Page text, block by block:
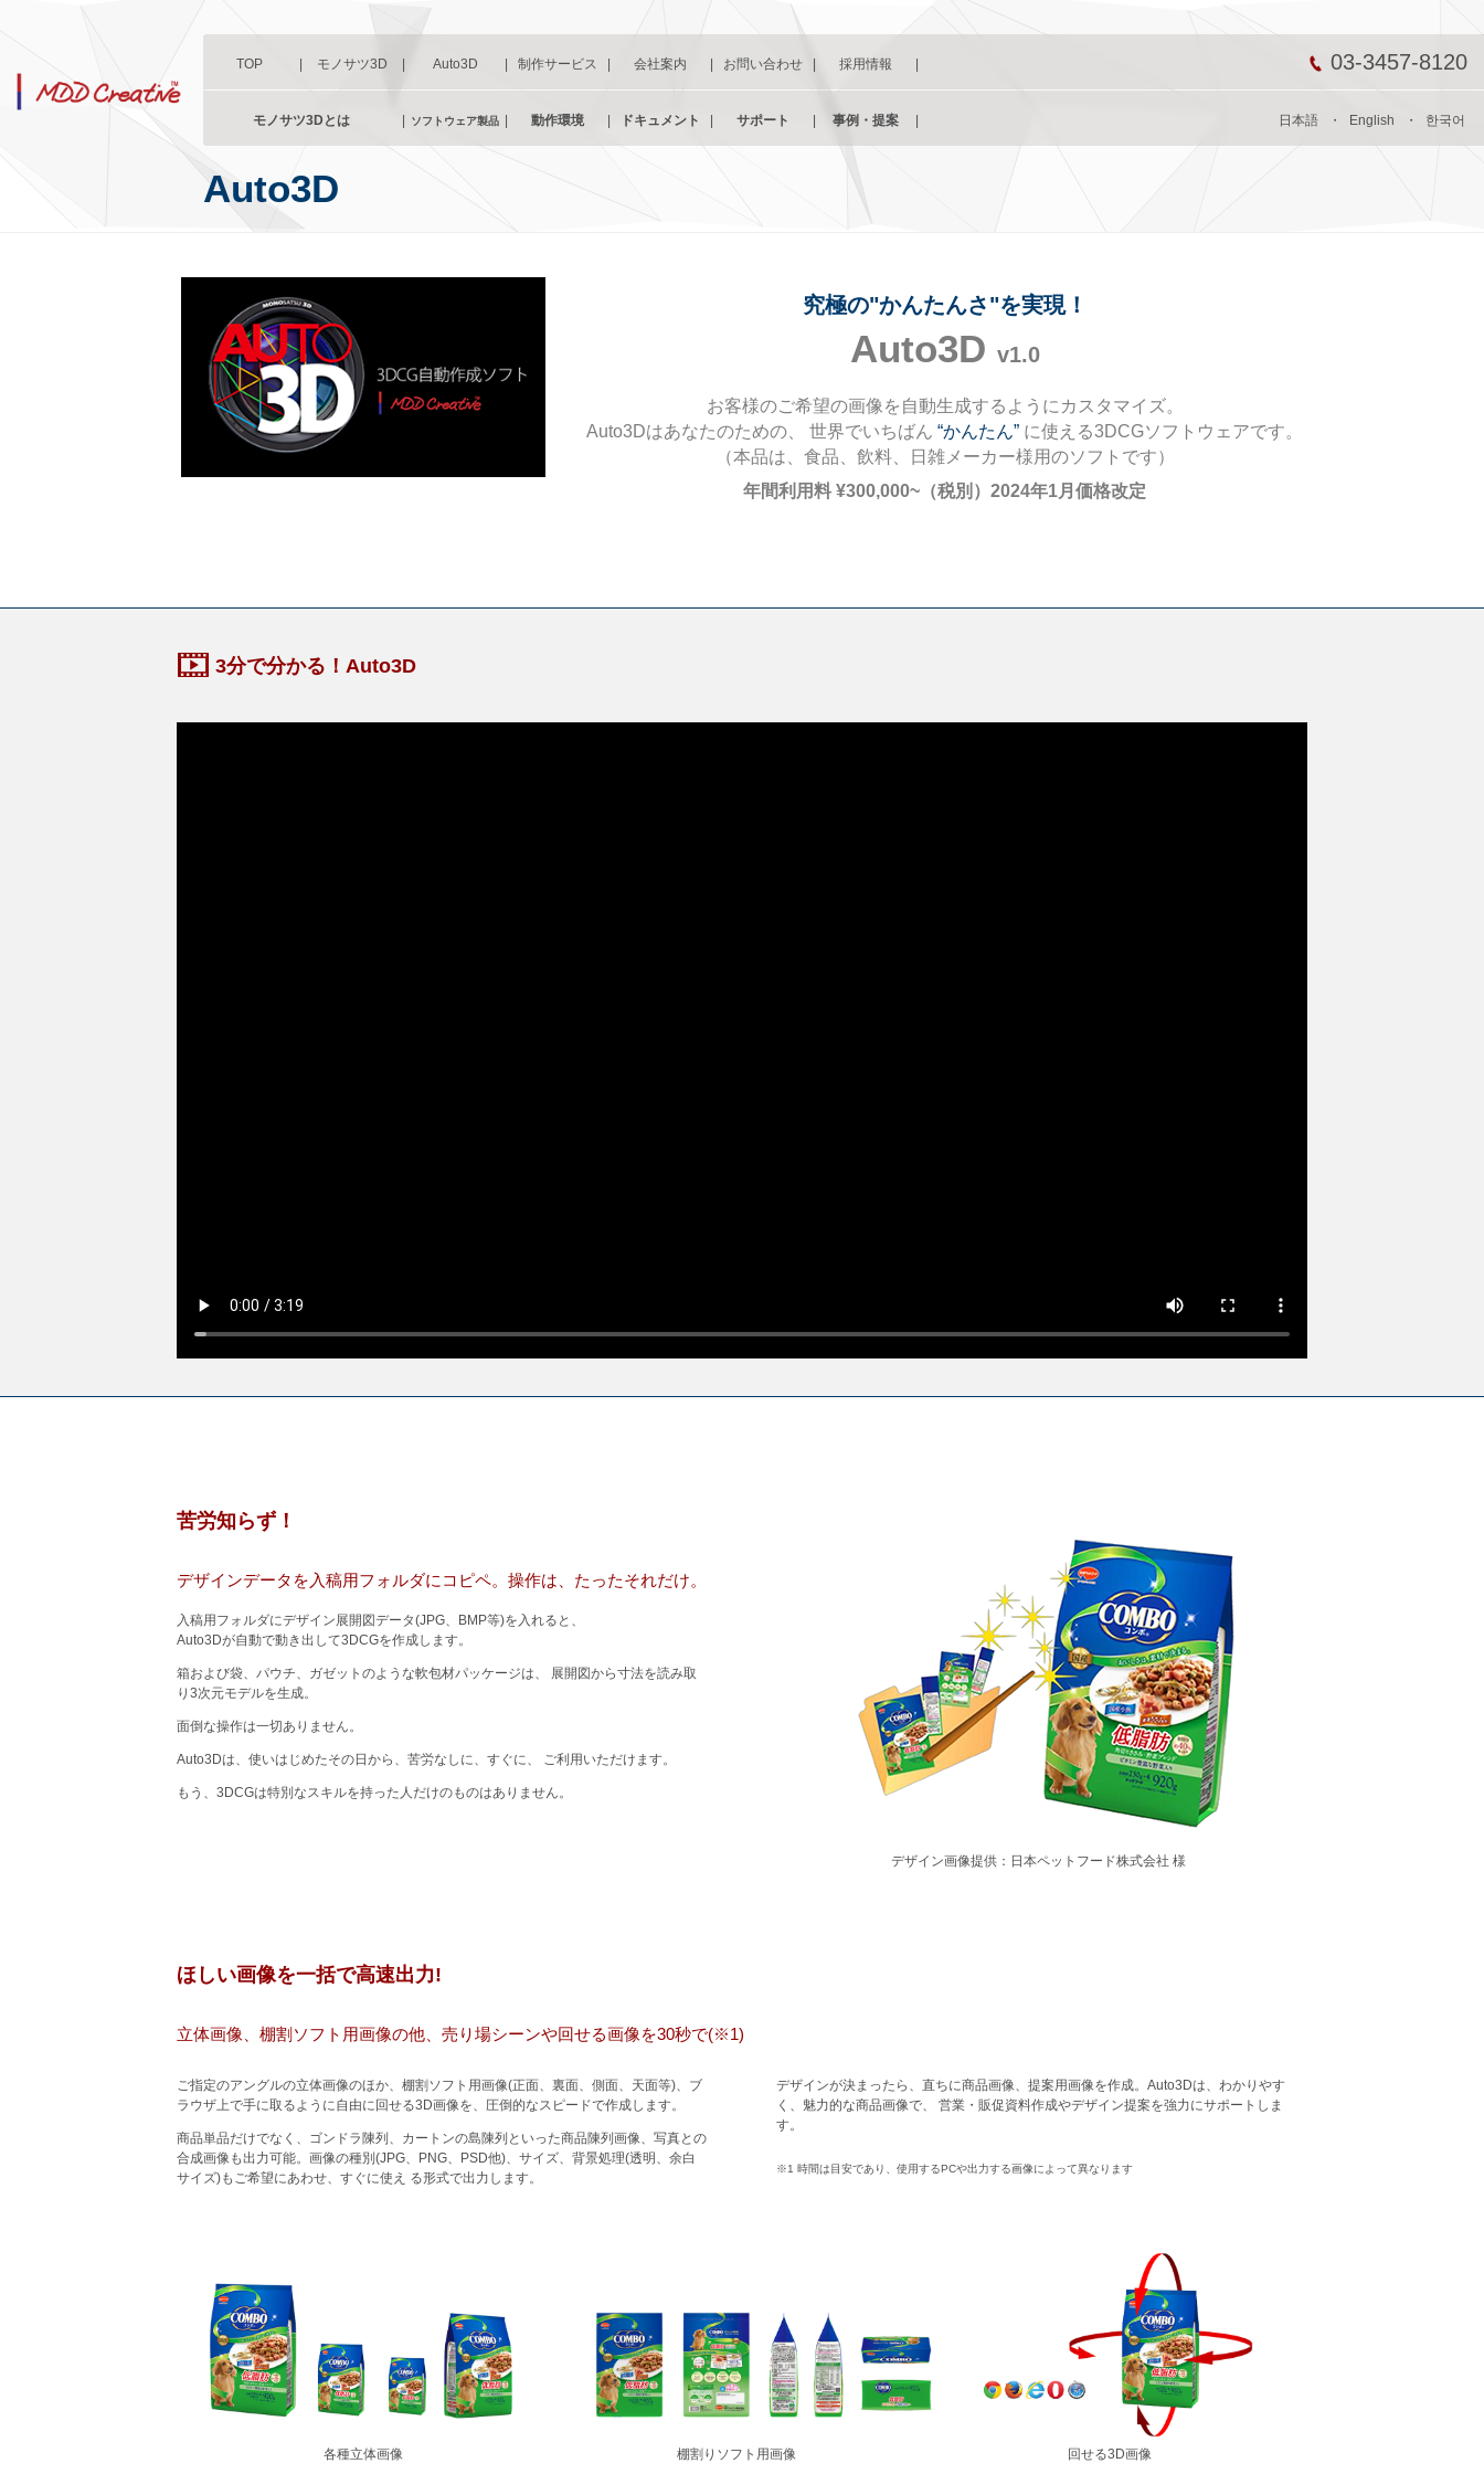
TOP モノサツ3D Auto3D 制作サービス 会社案内 お問い合わせ 採用情報 03-3457-8120
モノサツ3Dとは ソフトウェア製品 動作環境 ドキュメント サポート 事例・提案 한국어
・
English
・
日本語
Auto3D
究極の"かんたんさ"を実現！
Auto3D v1.0
お客様のご希望の画像を自動生成するようにカスタマイズ。
Auto3Dはあなたのための、 世界でいちばん“かんたん” に使える3DCGソフトウェアです。
（本品は、食品、飲料、日雑メーカー様用のソフトです）
年間利用料 ¥300,000~（税別）2024年1月価格改定
3分で分かる！Auto3D
苦労知らず！
デザインデータを入稿用フォルダにコピペ。操作は、たったそれだけ。
入稿用フォルダにデザイン展開図データ(JPG、BMP等)を入れると、
Auto3Dが自動で動き出して3DCGを作成します。
箱および袋、パウチ、ガゼットのような軟包材パッケージは、 展開図から寸法を読み取
り3次元モデルを生成。
面倒な操作は一切ありません。
Auto3Dは、使いはじめたその日から、苦労なしに、すぐに、 ご利用いただけます。
もう、3DCGは特別なスキルを持った人だけのものはありません。
デザイン画像提供：日本ペットフード株式会社 様
ほしい画像を一括で高速出力!
立体画像、棚割ソフト用画像の他、売り場シーンや回せる画像を30秒で(※1)
ご指定のアングルの立体画像のほか、棚割ソフト用画像(正面、裏面、側面、天面等)、ブ
ラウザ上で手に取るように自由に回せる3D画像を、圧倒的なスピードで作成します。
商品単品だけでなく、ゴンドラ陳列、カートンの島陳列といった商品陳列画像、写真との
合成画像も出力可能。画像の種別(JPG、PNG、PSD他)、サイズ、背景処理(透明、余白
サイズ)もご希望にあわせ、すぐに使え る形式で出力します。
デザインが決まったら、直ちに商品画像、提案用画像を作成。Auto3Dは、わかりやす
く、魅力的な商品画像で、 営業・販促資料作成やデザイン提案を強力にサポートしま
す。
※1 時間は目安であり、使用するPCや出力する画像によって異なります
各種立体画像 棚割りソフト用画像 回せる3D画像